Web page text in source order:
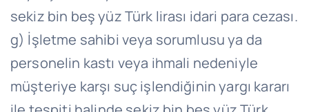
sekiz bin beş yüz Türk lirası idari para cezası.
g) İşletme sahibi veya sorumlusu ya da
personelin kastı veya ihmali nedeniyle
müşteriye karşı suç işlendiğinin yargı kararı